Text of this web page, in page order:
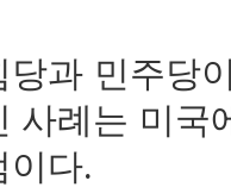
당과 민주당
사례는 미국
이다.